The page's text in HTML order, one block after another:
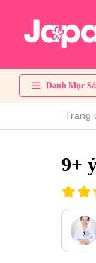
Danh Mục
Trang
9+